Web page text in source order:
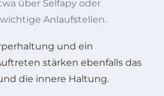
über Selfapy oder
Anlaufstellen.
und ein
stärken ebenfalls das
die innere Haltung.